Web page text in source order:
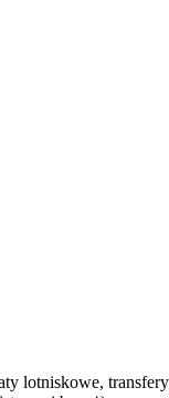
lotniskowe,